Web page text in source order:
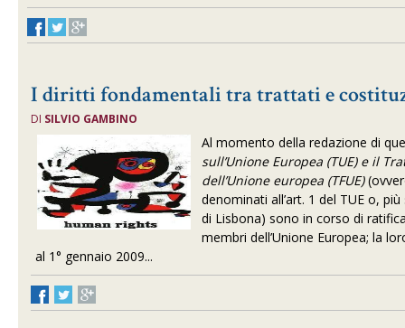
I diritti fondamentali tra trattati e
DI SILVIO GAMBINO
Al momento della redazione di
sull’Unione Europea (TUE) e il
dell’Unione europea (TFUE)
denominati all’art. 1 del TUE o,
di Lisbona) sono in corso di
membri dell’Unione Europea; la
al 1° gennaio 2009...